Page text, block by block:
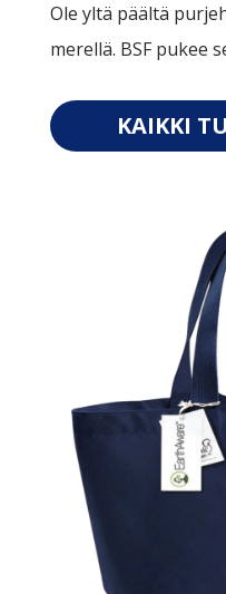
Ole yltä päältä
merellä. BSF pukee
KAIKKI